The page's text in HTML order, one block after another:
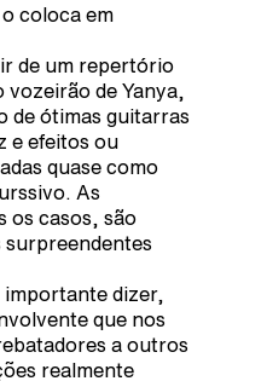
coloca em
de um repertório
de Yanya,
de ótimas guitarras
e efeitos ou
quase como
As
os casos, são
surpreendentes
dizer,
que nos
a outros
realmente